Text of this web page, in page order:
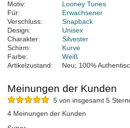
Motiv:
Looney Tunes
Für:
Erwachsener
Verschluss:
Snapback
Design:
Unisex
Charakter:
Silvester
Schirm:
Kurve
Farbe:
Weiß
Artikelzustand:
Neu; 100%
Meinungen der Kunden
5 von insgesamt 5
4 Meinungen der Kunden